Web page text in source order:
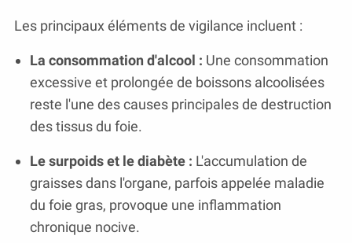
Les principaux éléments de vigilance incluent :
La consommation d'alcool : Une consommation
excessive et prolongée de boissons alcoolisées
reste l'une des causes principales de destruction
des tissus du foie.
Le surpoids et le diabète : L'accumulation de
graisses dans l'organe, parfois appelée maladie
du foie gras, provoque une inflammation
chronique nocive.